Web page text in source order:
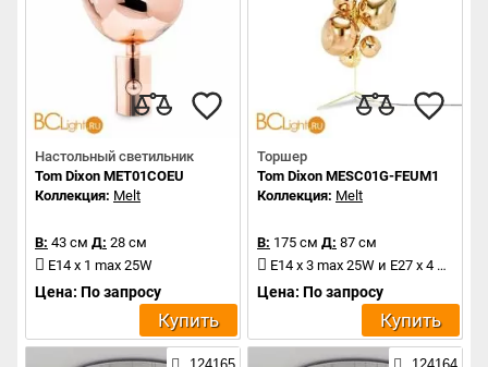
Настольный светильник
Tom Dixon MET01COEU
Коллекция: Melt
В: 43 см Д: 28 см
E14 x 1 max 25W
Цена: По запросу
Купить
Торшер
Tom Dixon MESC01G-FEUM1
Коллекция: Melt
В: 175 см Д: 87 см
E14 x 3 max 25W и E27 x 4 max 28W
Цена: По запросу
Купить